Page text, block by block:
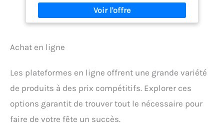
fête du jardin, un anniversaire ou une fête à thème
Créez une atmosphère formidable lors de votre fête
d'autres articles de la société Procos dans notre
Achat en ligne
Les plateformes en ligne offrent une grande variété
de produits à des prix compétitifs. Explorer ces
options garantit de trouver tout le nécessaire pour
faire de votre fête un succès.